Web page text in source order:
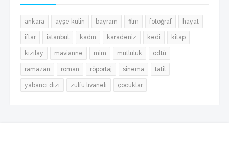
ankara ayşe kulin bayram film fotoğraf hayat
iftar istanbul kadın karadeniz kedi kitap
kızılay mavianne mim mutluluk odtü
ramazan roman röportaj sinema tatil
yabancı dizi zülfü livaneli çocuklar